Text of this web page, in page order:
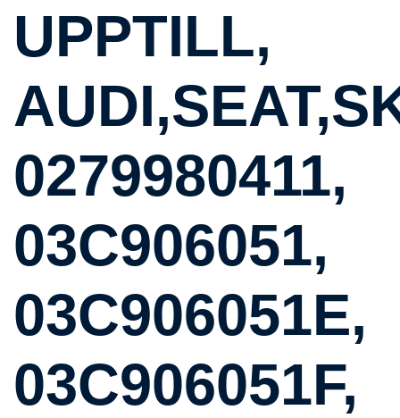
UPPTILL,
0279980411,
03C906051,
03C906051E,
03C906051F,